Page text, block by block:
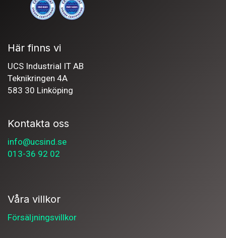
Här finns vi
UCS Industrial IT AB
Teknikringen 4A
583 30 Linköping
Kontakta oss
info@ucsind.se
013-36 92 02
Våra villkor
Försäljningsvillkor